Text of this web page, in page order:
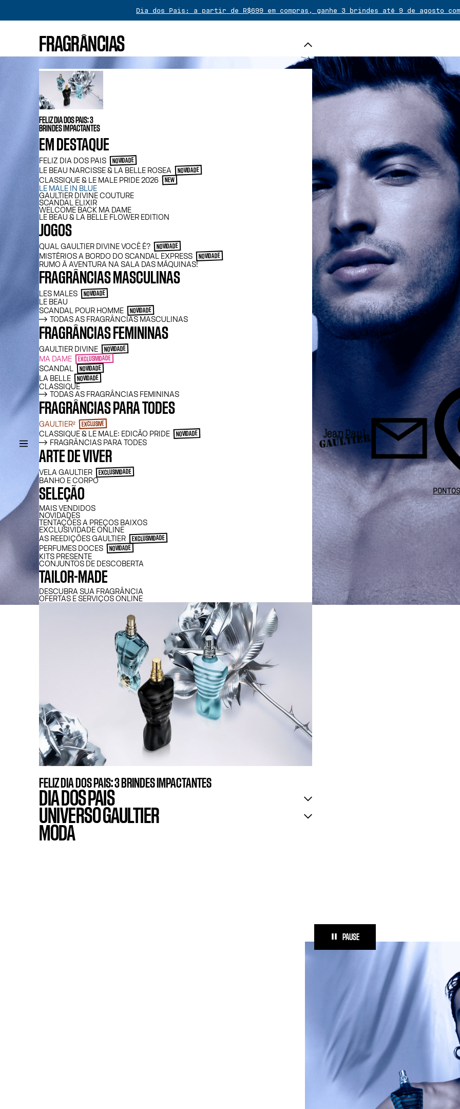
FRAGRÂNCIAS
FELIZ DIA DOS PAIS: 3
BRINDES IMPACTANTES
EM DESTAQUE
FELIZ DIA DOS PAIS NOVIDADE
LE BEAU NARCISSE & LA BELLE ROSEA NOVIDADE
CLASSIQUE & LE MALE PRIDE 2026 NEW
LE MALE IN BLUE
GAULTIER DIVINE COUTURE
SCANDAL ELIXIR
WELCOME BACK MA DAME
LE BEAU & LA BELLE FLOWER EDITION
JOGOS
QUAL GAULTIER DIVINE VOCÊ É? NOVIDADE
MISTÉRIOS A BORDO DO SCANDAL EXPRESS NOVIDADE
RUMO À AVENTURA NA SALA DAS MÁQUINAS!
FRAGRÂNCIAS MASCULINAS
LES MALES NOVIDADE
LE BEAU
SCANDAL POUR HOMME
NOVIDADE
TODAS AS FRAGRÂNCIAS MASCULINAS
FRAGRÂNCIAS FEMININAS
GAULTIER DIVINE NOVIDADE
MA DAME EXCLUSIVIDADE
SCANDAL NOVIDADE
LA BELLE NOVIDADE
CLASSIQUE
TODAS AS FRAGRÂNCIAS FEMININAS
FRAGRÂNCIAS PARA TODES
GAULTIER² EXCLUSIVE
CLASSIQUE & LE MALE: EDICÃO PRIDE NOVIDADE
FRAGRÂNCIAS PARA TODES
ARTE DE VIVER
VELA GAULTIER EXCLUSIVIDADE
BANHO E CORPO
SELEÇÃO
MAIS VENDIDOS
NOVIDADES
TENTAÇÕES A PREÇOS BAIXOS
EXCLUSIVIDADE ONLINE
AS REEDIÇÕES GAULTIER
EXCLUSIVIDADE
PERFUMES DOCES NOVIDADE
KITS PRESENTE
CONJUNTOS DE DESCOBERTA
TAILOR-MADE
DESCUBRA SUA FRAGRÂNCIA
OFERTAS E SERVIÇOS ONLINE
FELIZ DIA DOS PAIS: 3 BRINDES IMPACTANTES
DIA DOS PAIS
UNIVERSO GAULTIER
MODA
Dia dos Pais: a partir de R$699 em compras, ganhe 3 brindes até 9 de agosto com
Em compras acima de R$ 739, escolha um brinde adicional dentre a
Pague em até 10x sem juros em compras acima de R$ 500 no cartão de
PAUSE